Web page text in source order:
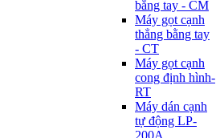
bằng tay - CM
Máy gọt cạnh
thẳng bằng tay
- CT
Máy gọt cạnh
cong định hình-
RT
Máy dán cạnh
tự động LP-
200A